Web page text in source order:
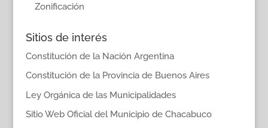
Zonificación
Sitios de interés
Constitución de la Nación Argentina
Constitución de la Provincia de Buenos Aires
Ley Orgánica de las Municipalidades
Sitio Web Oficial del Municipio de Chacabuco